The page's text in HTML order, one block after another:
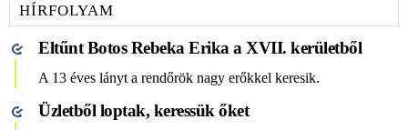
HÍRFOLYAM
Eltűnt Botos Rebeka Erika a XVII. kerületből
A 13 éves lányt a rendőrök nagy erőkkel keresik.
Üzletből loptak, keressük őket